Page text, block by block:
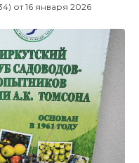
от 16 января 2026